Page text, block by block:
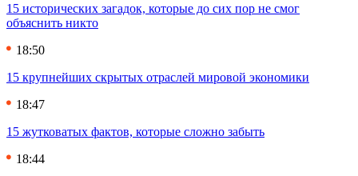
15 исторических загадок, которые до сих пор не смог
объяснить никто
18:50
15 крупнейших скрытых отраслей мировой экономики
18:47
15 жутковатых фактов, которые сложно забыть
18:44